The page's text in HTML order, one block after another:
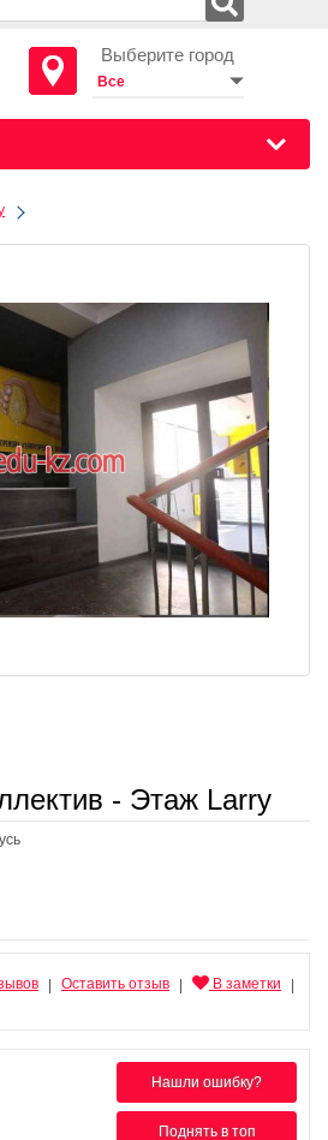
Выберите город
- Этаж Larry
Оставить отзыв В заметки
Нашли ошибку?
Поднять в топ